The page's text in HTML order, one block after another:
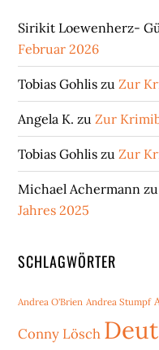
Sirikit Loewenherz-
Februar 2026
Tobias Gohlis zuZur
Angela K. zuZur
Tobias Gohlis zuZur
Michael Achermann
Jahres 2025
SCHLAGWÖRTER
Andrea O'Brien Andrea Stumpf
Conny Lösch